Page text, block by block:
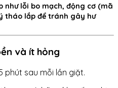
như lỗi bo mạch, động cơ (mã
tháo lắp để tránh gây hư
và ít hỏng
phút sau mỗi lần giặt.